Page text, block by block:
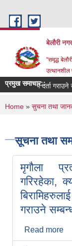
बेलौरी
"समृद्ध
उत्थानशील
प्रमुख समाचार::
नाम दर्ता गराउने
You are
Home » सुचना तथा
सूचना तथा
मृगौला
गरिरहेका,
गराउने
Read more